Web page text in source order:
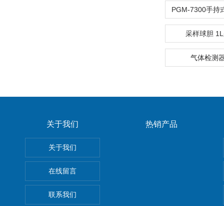
采样球胆
气体检测
关于我们
关于我们
在线留言
联系我们
热销产品